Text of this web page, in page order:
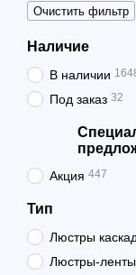
Очистить фильтр
Наличие
В наличии
Под заказ 32
Акция 447
Тип
Люстры
Люстры-ленты